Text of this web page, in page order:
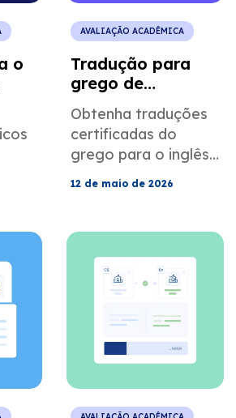
o
AVALIAÇÃO ACADÊMICA
Tradução para
grego de
direito
matrimonial e
familiar dos EUA
Obtenha traduções
certificadas do
grego para o inglês
guarda de filhos,
registro civil, USCIS
e tribunais dos EUA.
12 de maio de 2026